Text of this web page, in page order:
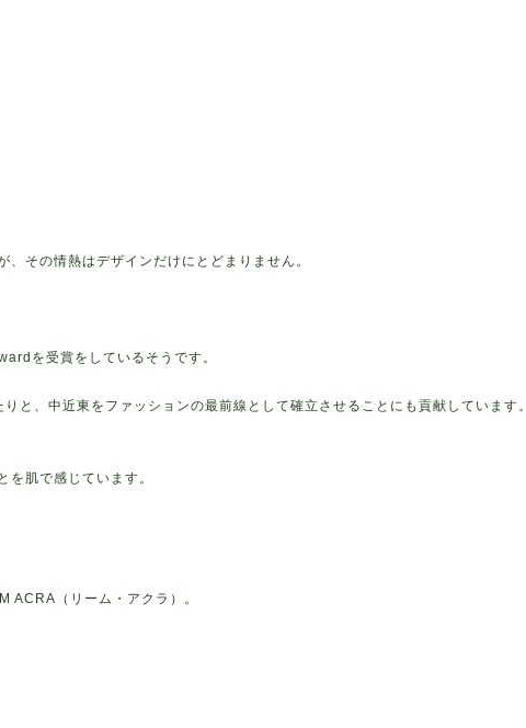
その情熱はデザインだけにとどまりません。
を受賞をしているそうです。
と、中近東をファッションの最前線として確立させることにも貢献しています。
肌で感じています。
ACRA（リーム・アクラ）。